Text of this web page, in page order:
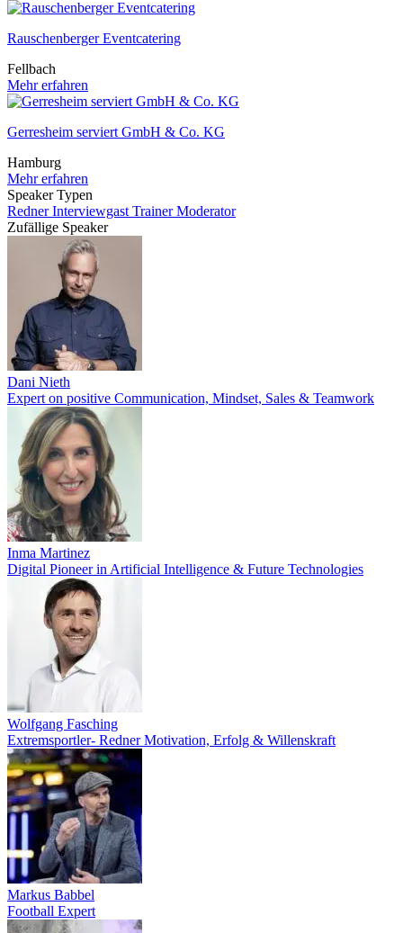
Rauschenberger Eventcatering
Fellbach
Mehr erfahren
Gerresheim serviert GmbH & Co. KG
Hamburg
Mehr erfahren
Speaker Typen
RednerInterviewgast TrainerModerator
Zufällige Speaker
Dani Nieth
Expert on positive Communication, Mindset, Sales & Teamwork
Inma Martinez
Digital Pioneer in Artificial Intelligence & Future Technologies
Wolfgang Fasching
Extremsportler- Redner Motivation, Erfolg & Willenskraft
Markus Babbel
Football Expert